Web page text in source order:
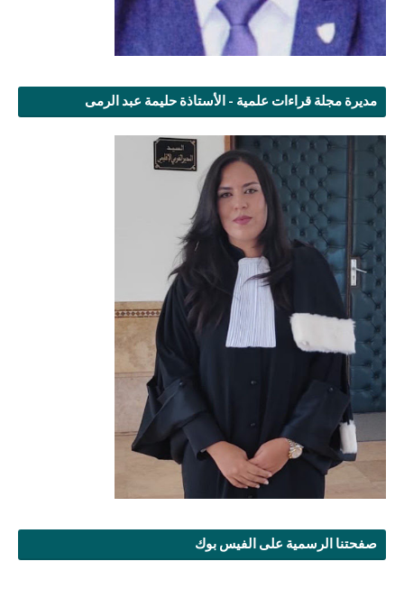
مديرة مجلة قراءات علمية - الأستاذة حليمة عبد الرمى
صفحتنا الرسمية على الفيس بوك